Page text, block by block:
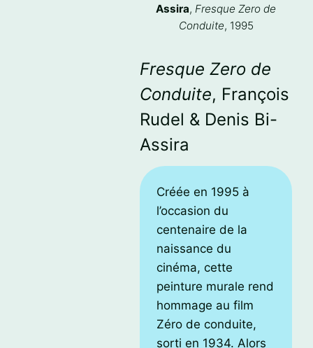
Assira, Fresque Zero de
Conduite, 1995
Fresque Zero de
Conduite, François
Rudel & Denis Bi-
Assira
Créée en 1995 à
l’occasion du
centenaire de la
naissance du
cinéma, cette
peinture murale rend
hommage au film
Zéro de conduite,
sorti en 1934. Alors